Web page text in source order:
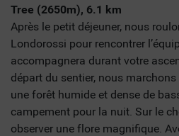
Tree (2650m), 6.1 km
Après le petit déjeuner, nous
Londorossi pour rencontrer
accompagnera durant votre
départ du sentier, nous
une forêt humide et dense de
campement pour la nuit. Sur le
observer une flore magnifique.